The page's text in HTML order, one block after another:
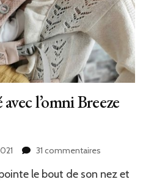
l’omni Breeze
31 commentairessur
en
le bout de son nez et